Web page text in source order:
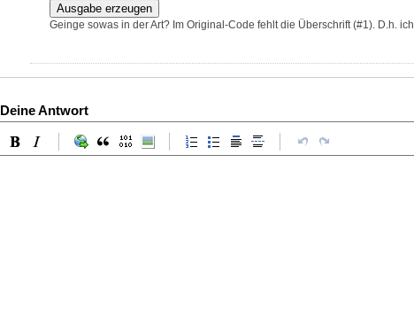
Ausgabe erzeugen
Geinge sowas in der Art? Im Original-Code fehlt die Überschrift (#1). D.h.
Deine Antwort